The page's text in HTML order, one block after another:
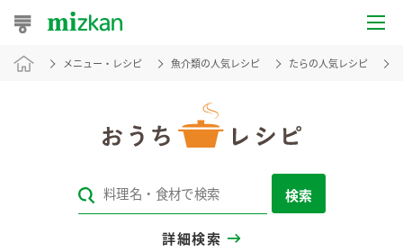
おうちレシピ
レシピカテゴリ一覧
メニュー・レシピ 魚介類の人気レシピ たらの人気レシピ
検索
詳細検索